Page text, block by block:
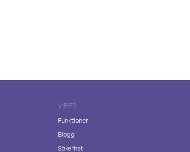
VIBER
Funktioner
Blogg
Säkerhet